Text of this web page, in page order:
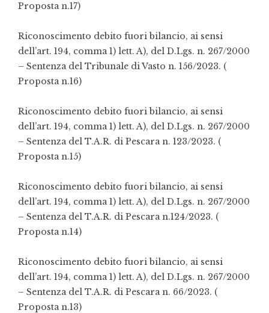
Proposta n.17)
Riconoscimento debito fuori bilancio, ai sensi
dell’art. 194, comma 1) lett. A), del D.Lgs. n. 267/2000
– Sentenza del Tribunale di Vasto n. 156/2023. (
Proposta n.16)
Riconoscimento debito fuori bilancio, ai sensi
dell’art. 194, comma 1) lett. A), del D.Lgs. n. 267/2000
– Sentenza del T.A.R. di Pescara n. 123/2023. (
Proposta n.15)
Riconoscimento debito fuori bilancio, ai sensi
dell’art. 194, comma 1) lett. A), del D.Lgs. n. 267/2000
– Sentenza del T.A.R. di Pescara n.124/2023. (
Proposta n.14)
Riconoscimento debito fuori bilancio, ai sensi
dell’art. 194, comma 1) lett. A), del D.Lgs. n. 267/2000
– Sentenza del T.A.R. di Pescara n. 66/2023. (
Proposta n.13)